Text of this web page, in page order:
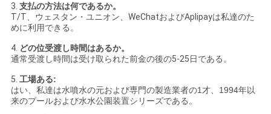
3. 支払の方法は何であるか。
T/T、ウェスタン・ユニオン、WeChatおよびAplipayは私達のた
めに利用できる。
4. どの位受渡し時間はあるか。
通常受渡し時間は受け取られた前金の後の5-25日である。
5. 工場ある:
はい、 私達は水噴水の元および専門の製造業者の1才、1994年以
来のプールおよび水水公園装置シリーズである。